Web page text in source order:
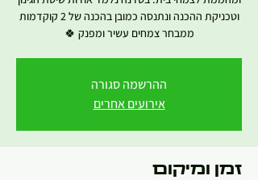
וטכניקת ההכנה ונתנסה כמובן בהכנה של 2 קוקדמות
ממבחר צמחים עשיר ומפנק 🍀
ההרשמה סגורה
אירועים אחרים
זמן ומיקום